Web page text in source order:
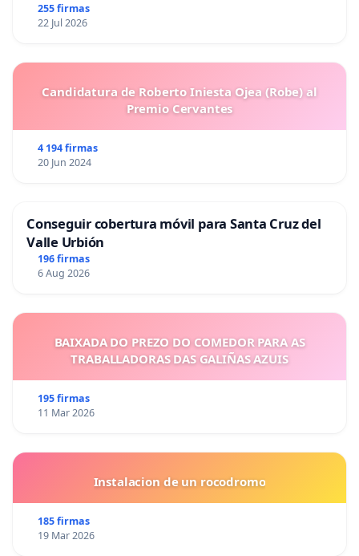
255 firmas
22 Jul 2026
Candidatura de Roberto Iniesta Ojea (Robe) al
Premio Cervantes
4 194 firmas
20 Jun 2024
Conseguir cobertura móvil para Santa Cruz del
Valle Urbión
196 firmas
6 Aug 2026
BAIXADA DO PREZO DO COMEDOR PARA AS
TRABALLADORAS DAS GALIÑAS AZUIS
195 firmas
11 Mar 2026
Instalacion de un rocodromo
185 firmas
19 Mar 2026